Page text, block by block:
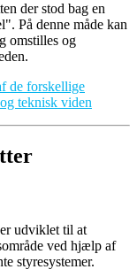
der stod bag en
På denne måde kan
omstilles og
de forskellige
teknisk viden
udviklet til at
ved hjælp af
styresystemer.